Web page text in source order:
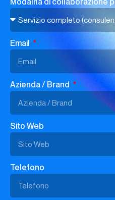
Email
Azienda / Brand
Sito Web
Telefono